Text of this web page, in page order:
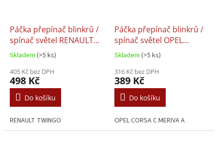
Páčka přepínač blinkrů /
spínač světel RENAULT
TWINGO (96-12) -
7701046629, 7700822445
Skladem (>5 ks)
405 Kč bez DPH
498 Kč
Do košíku
RENAULT TWINGO
Páčka přepínač blinkrů /
spínač světel OPEL
CORSA C MERIVA A -
09185413
Skladem (>5 ks)
316 Kč bez DPH
389 Kč
Do košíku
OPEL CORSA C MERIVA A